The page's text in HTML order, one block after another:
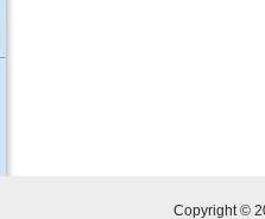
Copyright ©